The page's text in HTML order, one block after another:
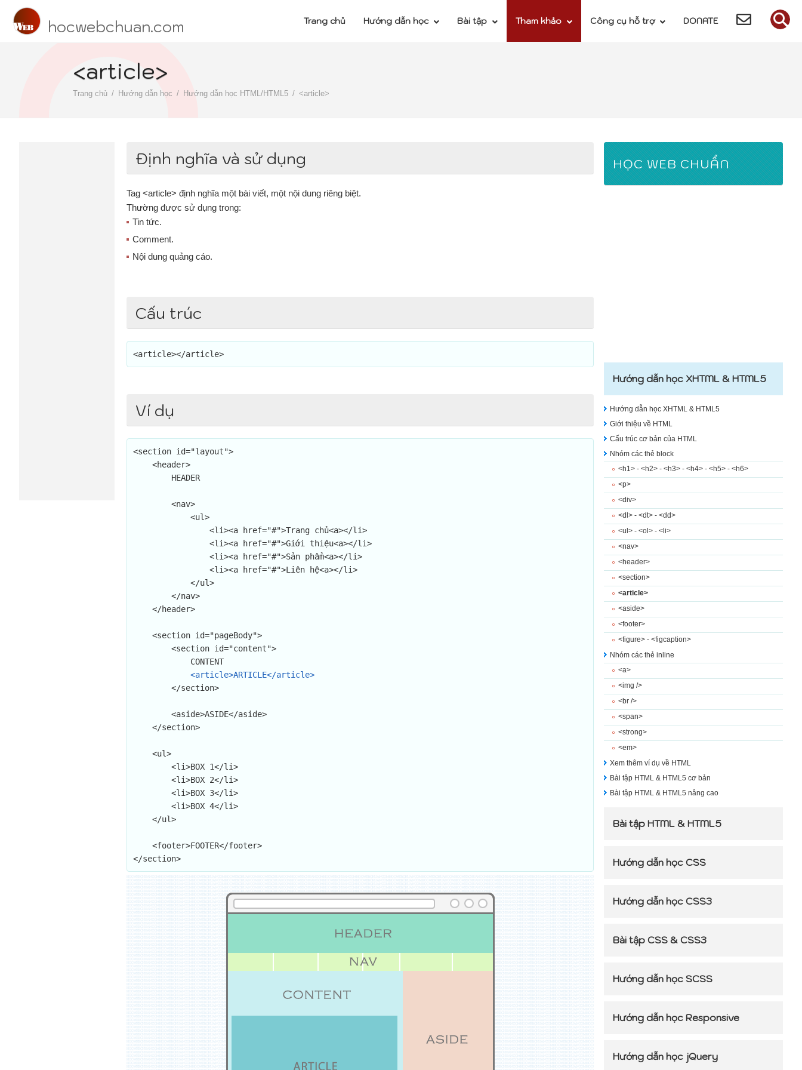
hocwebchuan.com Trang chủ Hướng dẫn học Bài tập Tham khảo Công cụ hỗ trợ DONATE
<article>
Trang chủ Hướng dẫn học Hướng dẫn học HTML/HTML5 <article>
Định nghĩa và sử dụng
Tag <article> định nghĩa một bài viết, một nội dung riêng biệt.
Thường được sử dụng trong:
Tin tức.
Comment.
Nội dung quảng cáo.
Cấu trúc
<article></article>
Ví dụ
<section id="layout">
<article>ARTICLE</article>
</section>
HỌC WEB CHUẨN
Hướng dẫn học XHTML & HTML5
Hướng dẫn học XHTML & HTML5
Giới thiệu về HTML
Cấu trúc cơ bản của HTML
Nhóm các thẻ block
<h1> - <h2> - <h3> - <h4> - <h5> - <h6>
<p>
<div>
<dl> - <dt> - <dd>
<ul> - <ol> - <li>
<nav>
<header>
<section>
<article>
<aside>
<footer>
<figure> - <figcaption>
Nhóm các thẻ inline
<a>
<img />
<br />
<span>
<strong>
<em>
Xem thêm ví dụ về HTML
Bài tập HTML & HTML5 cơ bản
Bài tập HTML & HTML5 nâng cao
Bài tập HTML & HTML5
Hướng dẫn học CSS
Hướng dẫn học CSS3
Bài tập CSS & CSS3
Hướng dẫn học SCSS
Hướng dẫn học Responsive
Hướng dẫn học jQuery